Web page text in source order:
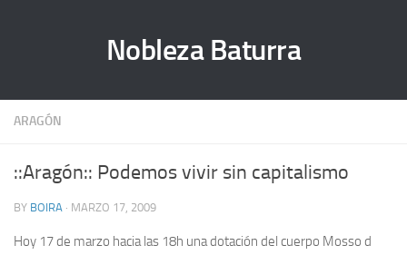
Nobleza Baturra
ARAGÓN
::Aragón:: Podemos vivir sin capitalismo
BY BOIRA · MARZO 17, 2009
Hoy 17 de marzo hacia las 18h una dotación del cuerpo Mosso d